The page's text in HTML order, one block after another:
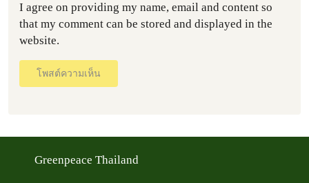
I agree on providing my name, email and content so
that my comment can be stored and displayed in the
website.
โพสต์ความเห็น
Greenpeace Thailand